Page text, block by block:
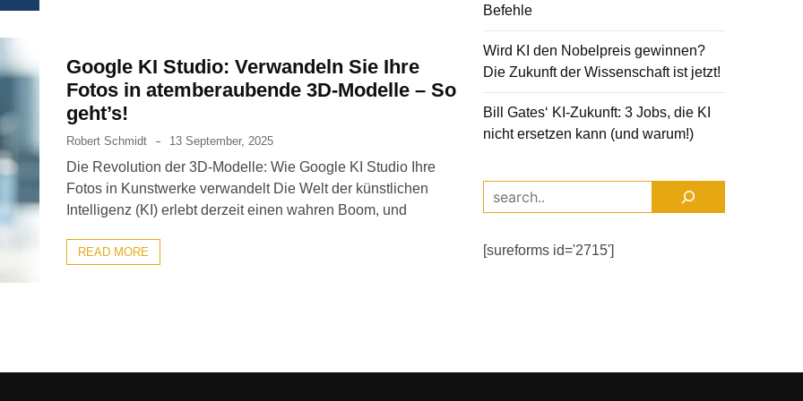
Google KI Studio: Verwandeln Sie Ihre
Fotos in atemberaubende 3D-Modelle – So
geht’s!
Robert Schmidt 13 September, 2025
Die Revolution der 3D-Modelle: Wie Google KI Studio Ihre
Fotos in Kunstwerke verwandelt Die Welt der künstlichen
Intelligenz (KI) erlebt derzeit einen wahren Boom, und
READ MORE
Befehle
Wird KI den Nobelpreis gewinnen?
Die Zukunft der Wissenschaft ist jetzt!
Bill Gates‘ KI-Zukunft: 3 Jobs, die KI
nicht ersetzen kann (und warum!)
[sureforms id='2715']